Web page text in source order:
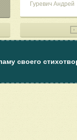
Гуревич Андрей
своего